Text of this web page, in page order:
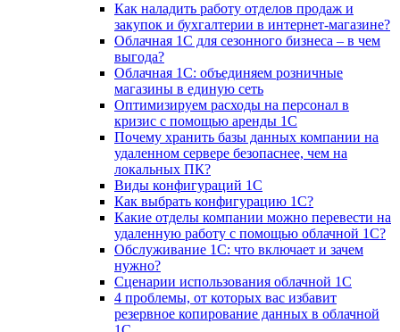
Как наладить работу отделов продаж и
закупок и бухгалтерии в интернет-магазине?
Облачная 1С для сезонного бизнеса – в чем
выгода?
Облачная 1С: объединяем розничные
магазины в единую сеть
Оптимизируем расходы на персонал в
кризис с помощью аренды 1С
Почему хранить базы данных компании на
удаленном сервере безопаснее, чем на
локальных ПК?
Виды конфигураций 1С
Как выбрать конфигурацию 1С?
Какие отделы компании можно перевести на
удаленную работу с помощью облачной 1С?
Обслуживание 1С: что включает и зачем
нужно?
Сценарии использования облачной 1С
4 проблемы, от которых вас избавит
резервное копирование данных в облачной